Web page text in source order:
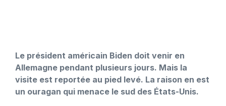
Le président américain Biden doit venir en
Allemagne pendant plusieurs jours. Mais la
visite est reportée au pied levé. La raison en est
un ouragan qui menace le sud des États-Unis.